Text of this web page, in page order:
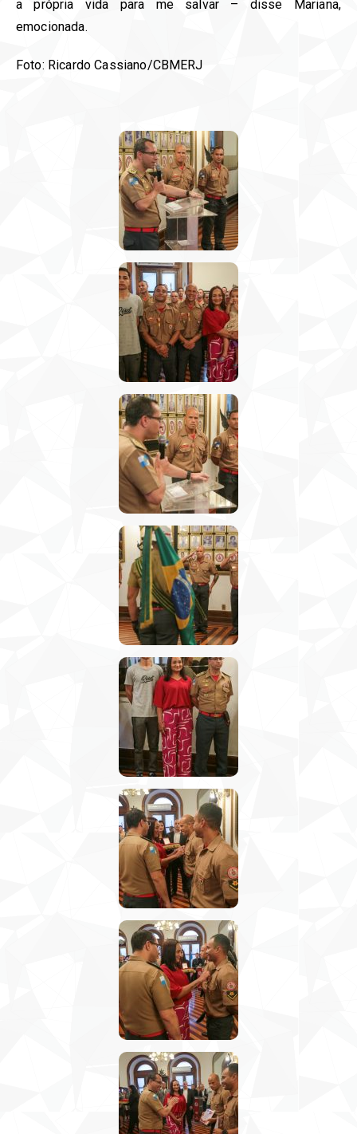
a própria vida para me salvar – disse Mariana,
emocionada.
Foto: Ricardo Cassiano/CBMERJ